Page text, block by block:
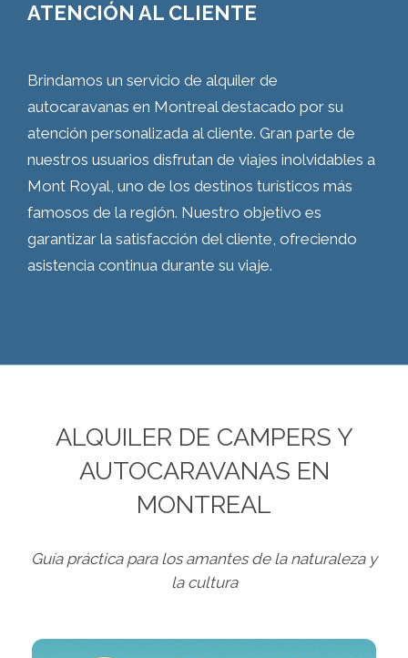
ATENCIÓN AL CLIENTE
Brindamos un servicio de alquiler de
autocaravanas en Montreal destacado por su
atención personalizada al cliente. Gran parte de
nuestros usuarios disfrutan de viajes inolvidables a
Mont Royal, uno de los destinos turísticos más
famosos de la región. Nuestro objetivo es
garantizar la satisfacción del cliente, ofreciendo
asistencia continua durante su viaje.
ALQUILER DE CAMPERS Y
AUTOCARAVANAS EN
MONTREAL
Guía práctica para los amantes de la naturaleza y
la cultura